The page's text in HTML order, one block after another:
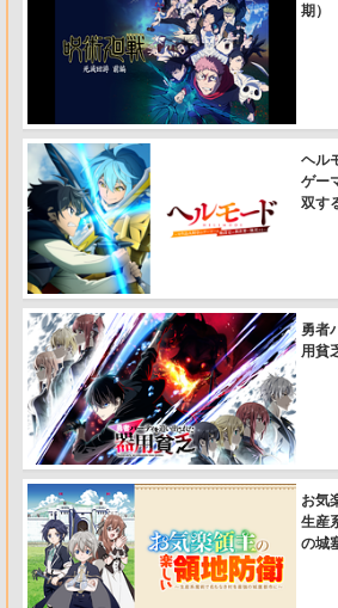
期）
ヘル
ゲー
双す
勇者
用貧
お気
生産
の城